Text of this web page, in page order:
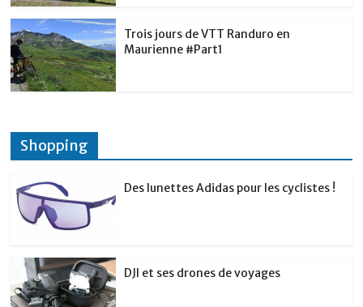
Trois jours de VTT Randuro en
Maurienne #Part1
Shopping
Des lunettes Adidas pour les cyclistes !
DJI et ses drones de voyages